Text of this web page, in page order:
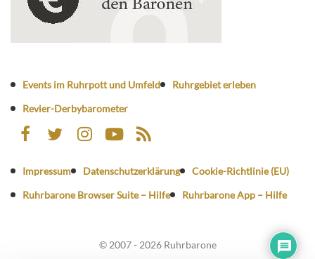
Events im Ruhrpott und Umfeld
Ruhrgebiet erleben
Revier-Derbybarometer
Impressum Datenschutzerklärung
Cookie-Richtlinie (EU)
Ruhrbarone Browser Suite – Hilfe
Ruhrbarone App – Hilfe
© 2007 - 2026 Ruhrbarone